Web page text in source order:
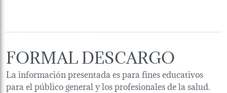
FORMAL DESCARGO
La información presentada es para fines educativos
para el público general y los profesionales de la salud.